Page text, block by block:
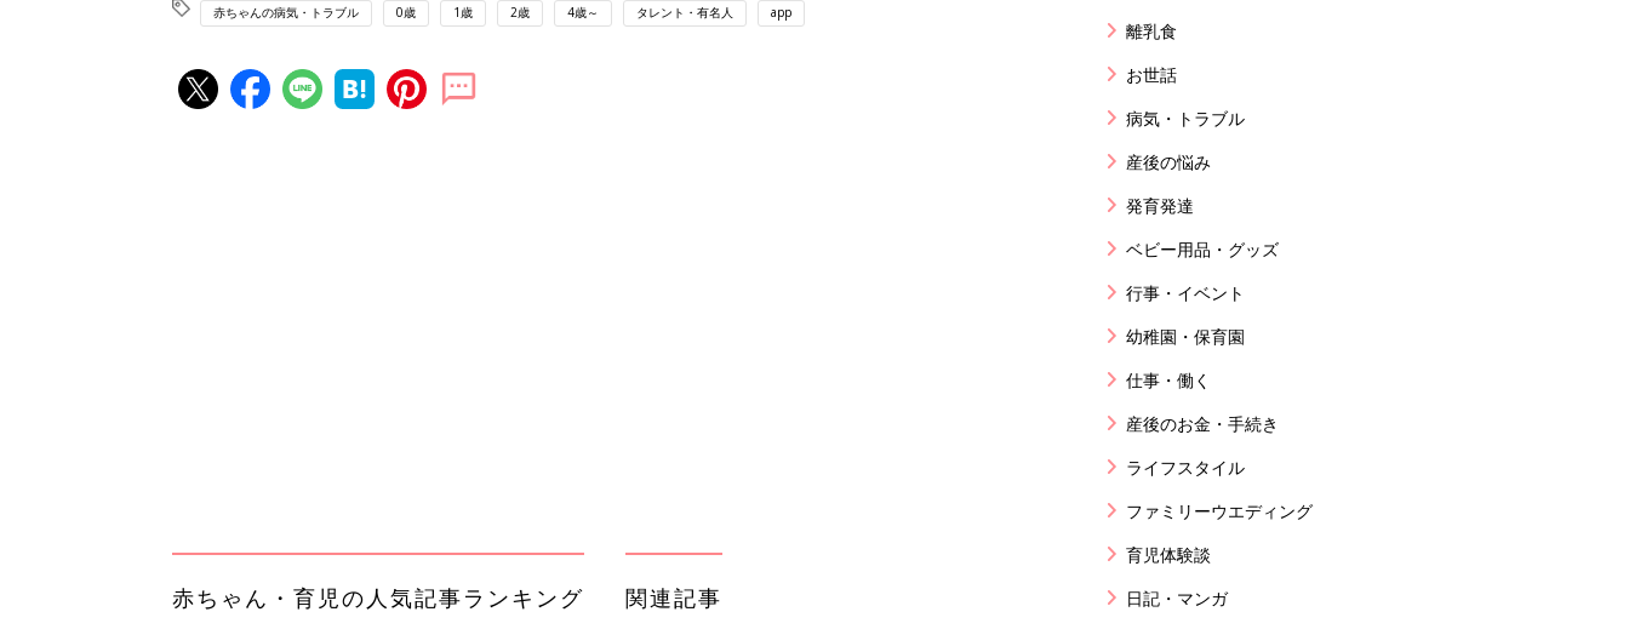
赤ちゃんの病気・トラブル 0歳 1歳 2歳 4歳～ タレント・有名人 app
離乳食
お世話
病気・トラブル
産後の悩み
発育発達
ベビー用品・グッズ
行事・イベント
幼稚園・保育園
仕事・働く
産後のお金・手続き
ライフスタイル
ファミリーウエディング
育児体験談
日記・マンガ